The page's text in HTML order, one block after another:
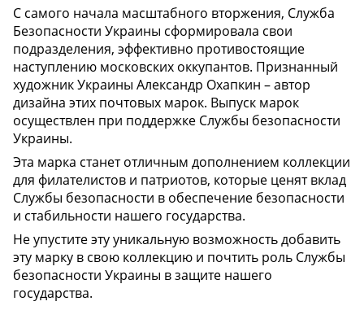
С самого начала масштабного вторжения, Служба
Безопасности Украины сформировала свои
подразделения, эффективно противостоящие
наступлению московских оккупантов. Признанный
художник Украины Александр Охапкин – автор
дизайна этих почтовых марок. Выпуск марок
осуществлен при поддержке Службы безопасности
Украины.
Эта марка станет отличным дополнением коллекции
для филателистов и патриотов, которые ценят вклад
Службы безопасности в обеспечение безопасности
и стабильности нашего государства.
Не упустите эту уникальную возможность добавить
эту марку в свою коллекцию и почтить роль Службы
безопасности Украины в защите нашего
государства.